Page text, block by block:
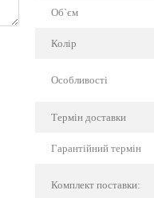
Об`єм
Колір
Особливості
Термін доставки
Гарантійний термін
Комплект поставки: